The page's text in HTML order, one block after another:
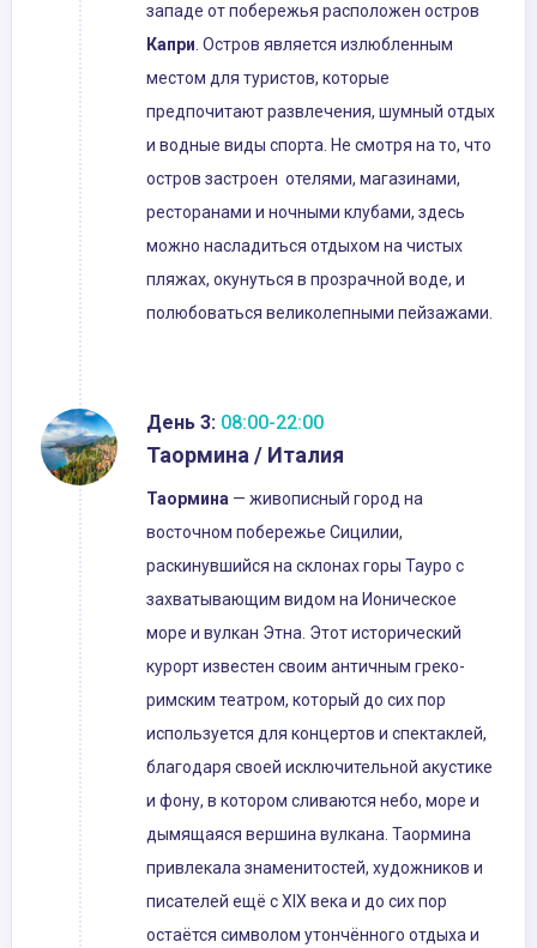
западе от побережья расположен остров
Капри. Остров является излюбленным
местом для туристов, которые
предпочитают развлечения, шумный отдых
и водные виды спорта. Не смотря на то, что
остров застроен отелями, магазинами,
ресторанами и ночными клубами, здесь
можно насладиться отдыхом на чистых
пляжах, окунуться в прозрачной воде, и
полюбоваться великолепными пейзажами.
День 3: 08:00-22:00
Таормина / Италия
Таормина — живописный город на
восточном побережье Сицилии,
раскинувшийся на склонах горы Тауро с
захватывающим видом на Ионическое
море и вулкан Этна. Этот исторический
курорт известен своим античным греко-
римским театром, который до сих пор
используется для концертов и спектаклей,
благодаря своей исключительной акустике
и фону, в котором сливаются небо, море и
дымящаяся вершина вулкана. Таормина
привлекала знаменитостей, художников и
писателей ещё с XIX века и до сих пор
остаётся символом утончённого отдыха и